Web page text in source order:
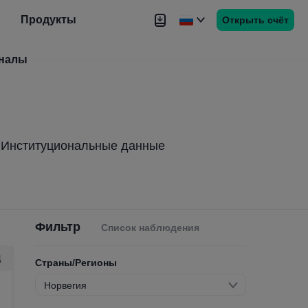
Продукты
Новости
Открыть счёт
Институциональные данные
Фильтр Список наблюдения
Страны/Регионы
Норвегия